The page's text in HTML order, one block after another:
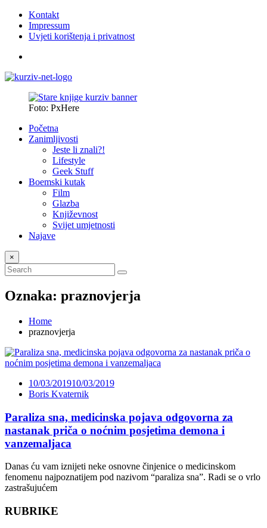
Kontakt
Impressum
Uvjeti korištenja i privatnost
Foto: PxHere
Početna
Zanimljivosti
Jeste li znali?!
Lifestyle
Geek Stuff
Boemski kutak
Film
Glazba
Književnost
Svijet umjetnosti
Najave
×
Oznaka: praznovjerja
Home
praznovjerja
10/03/201910/03/2019
Boris Kvaternik
Paraliza sna, medicinska pojava odgovorna za
nastanak priča o noćnim posjetima demona i
vanzemaljaca
Danas ću vam iznijeti neke osnovne činjenice o medicinskom
fenomenu najpoznatijem pod nazivom “paraliza sna”. Radi se o vrlo
zastrašujućem
RUBRIKE